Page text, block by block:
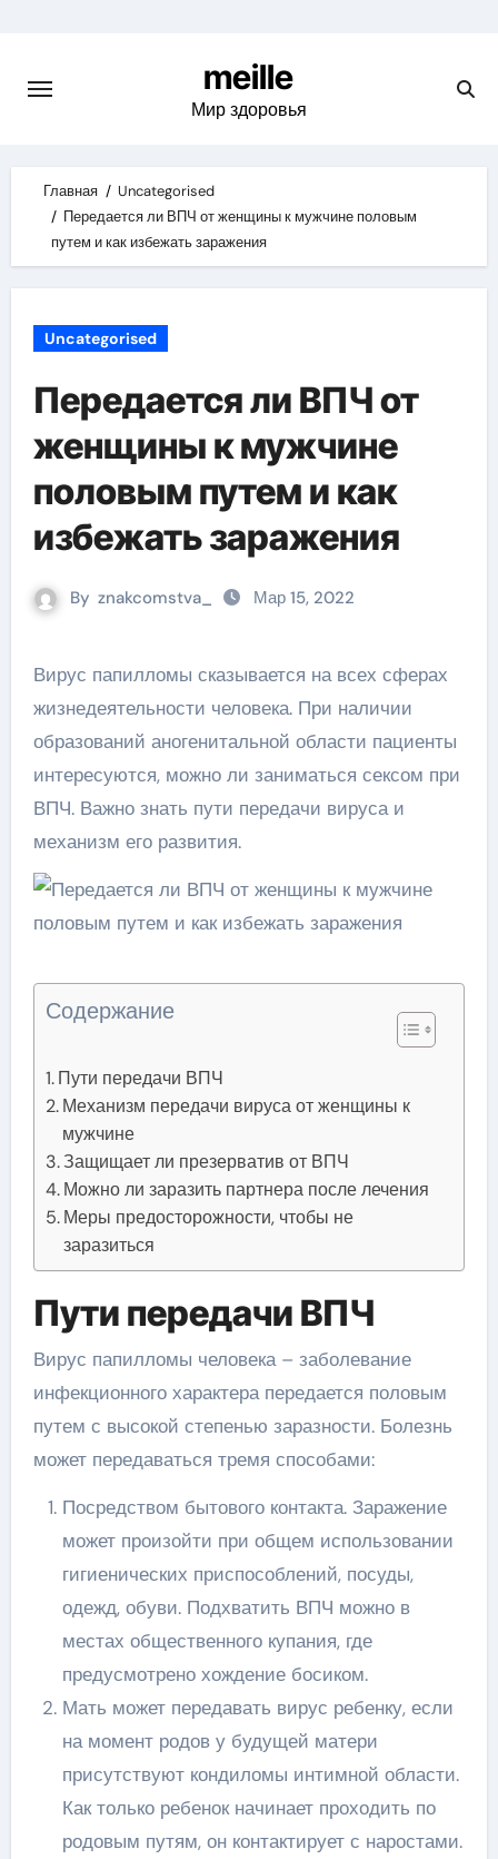
content
meille
Мир здоровья
Главная
Uncategorised
Передается ли ВПЧ от женщины к мужчине половым
путем и как избежать заражения
Uncategorised
Передается ли ВПЧ от
женщины к мужчине
половым путем и как
избежать заражения
By znakcomstva_ Мар 15, 2022
Вирус папилломы сказывается на всех сферах
жизнедеятельности человека. При наличии
образований аногенитальной области пациенты
интересуются, можно ли заниматься сексом при
ВПЧ. Важно знать пути передачи вируса и
механизм его развития.
Содержание
Пути передачи ВПЧ
Механизм передачи вируса от женщины к
мужчине
Защищает ли презерватив от ВПЧ
Можно ли заразить партнера после лечения
Меры предосторожности, чтобы не
заразиться
Пути передачи ВПЧ
Вирус папилломы человека – заболевание
инфекционного характера передается половым
путем с высокой степенью заразности. Болезнь
может передаваться тремя способами:
Посредством бытового контакта. Заражение
может произойти при общем использовании
гигиенических приспособлений, посуды,
одежд, обуви. Подхватить ВПЧ можно в
местах общественного купания, где
предусмотрено хождение босиком.
Мать может передавать вирус ребенку, если
на момент родов у будущей матери
присутствуют кондиломы интимной области.
Как только ребенок начинает проходить по
родовым путям, он контактирует с наростами.